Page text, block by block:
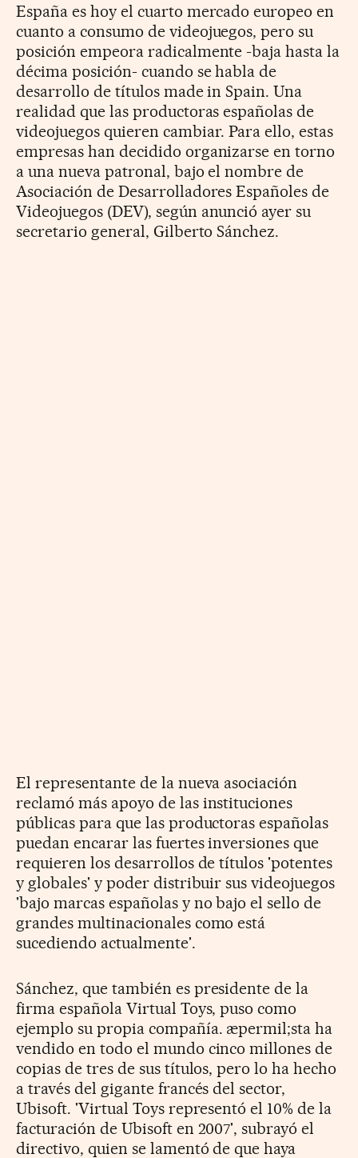
España es hoy el cuarto mercado europeo en
cuanto a consumo de videojuegos, pero su
posición empeora radicalmente -baja hasta la
décima posición- cuando se habla de
desarrollo de títulos made in Spain. Una
realidad que las productoras españolas de
videojuegos quieren cambiar. Para ello, estas
empresas han decidido organizarse en torno
a una nueva patronal, bajo el nombre de
Asociación de Desarrolladores Españoles de
Videojuegos (DEV), según anunció ayer su
secretario general, Gilberto Sánchez.
El representante de la nueva asociación
reclamó más apoyo de las instituciones
públicas para que las productoras españolas
puedan encarar las fuertes inversiones que
requieren los desarrollos de títulos 'potentes
y globales' y poder distribuir sus videojuegos
'bajo marcas españolas y no bajo el sello de
grandes multinacionales como está
sucediendo actualmente'.
Sánchez, que también es presidente de la
firma española Virtual Toys, puso como
ejemplo su propia compañía. æpermil;sta ha
vendido en todo el mundo cinco millones de
copias de tres de sus títulos, pero lo ha hecho
a través del gigante francés del sector,
Ubisoft. 'Virtual Toys representó el 10% de la
facturación de Ubisoft en 2007', subrayó el
directivo, quien se lamentó de que haya